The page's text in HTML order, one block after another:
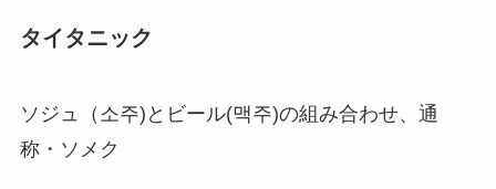
タイタニック
ソジュ（소주)とビール(맥주)の組み合わせ、通
称・ソメク